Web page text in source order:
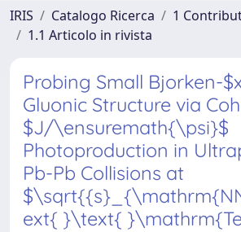
IRIS Catalogo Ricerca
1
1.1 Articolo in rivista
Probing Small Bjorken-
Gluonic Structure via
$J/\ensuremath{\psi}$
Photoproduction in
Pb-Pb Collisions at
ext{ }\text{